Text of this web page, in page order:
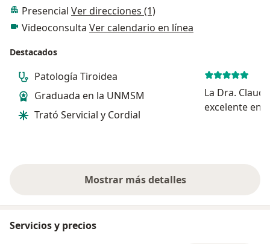
Presencial Ver direcciones (1)
Videoconsulta Ver calendario en línea
Destacados
Patología Tiroidea
Graduada en la UNMSM
Trató Servicial y Cordial
La Dra.
excelente
Mostrar más detalles
sobre la experiencia
Servicios y precios